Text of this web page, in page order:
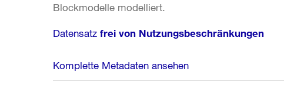
Blockmodelle modelliert.
Datensatz frei von Nutzungsbeschränkungen
Komplette Metadaten ansehen